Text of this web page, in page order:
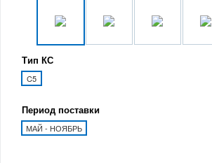
Тип КС
C5
Период поставки
МАЙ - НОЯБРЬ